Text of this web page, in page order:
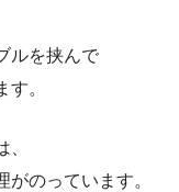
ルを挟んで
す。
がのっています。